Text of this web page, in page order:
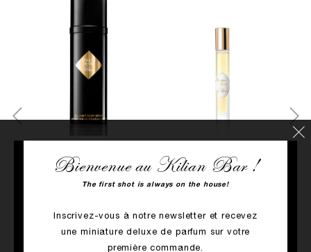
ACHAT RAPIDE
SPRAY
90.00€
ACHAT RAPIDE
Bienvenue au Kilian Bar !
The first shot is always on the house!
Inscrivez-vous à notre newsletter et recevez
une miniature deluxe de parfum sur votre
première commande.